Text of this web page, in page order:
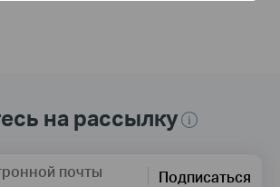
на рассылку
почты Подписаться